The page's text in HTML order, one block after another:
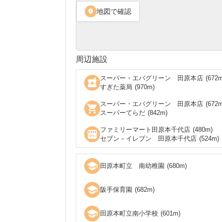
location_on 地図で確認
周辺施設
local_pharmacy スーパー・エバグリーン 田原本店 (672
すぎた薬局 (970m)
shopping_cart スーパー・エバグリーン 田原本店 (672
スーパーてらだ (842m)
local_convenience_store ファミリーマート田原本千代店 (480m)
セブン－イレブン 田原本千代店 (524m)
school 田原本町立 南幼稚園 (680m)
school 阪手保育園 (682m)
school 田原本町立南小学校 (601m)